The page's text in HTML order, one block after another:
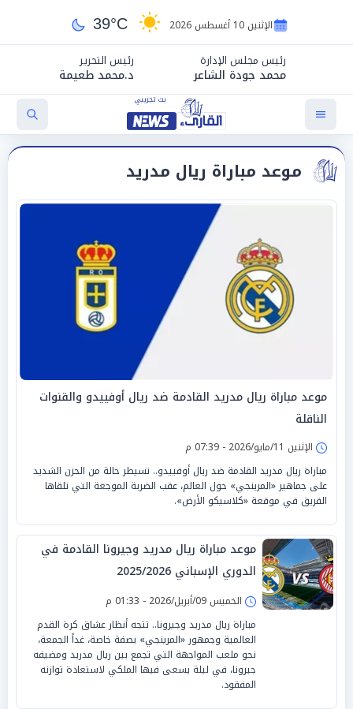
الإثنين 10 أغسطس 2026 39°C
رئيس مجلس الإدارة
محمد جودة الشاعر
رئيس التحرير
د.محمد طعيمة
موعد مباراة ريال مدريد
موعد مباراة ريال مدريد القادمة ضد ريال أوفييدو والقنوات
الناقلة
الإثنين 11/مايو/2026 - 07:39 م
مباراة ريال مدريد القادمة ضد ريال أوفييدو.. تسيطر حالة من الحزن الشديد
على جماهير «المرينجي» حول العالم، عقب الضربة الموجعة التي تلقاها
الفريق في موقعة «كلاسيكو الأرض».
موعد مباراة ريال مدريد وجيرونا القادمة في
الدوري الإسباني 2025/2026
الخميس 09/أبريل/2026 - 01:33 م
مباراة ريال مدريد وجيرونا.. تتجه أنظار عشاق كرة القدم
العالمية وجمهور «المرينجي» بصفة خاصة، غداً الجمعة،
نحو ملعب المواجهة التي تجمع بين ريال مدريد ومضيفه
جيرونا، في ليلة يسعى فيها الملكي لاستعادة توازنه
المفقود.